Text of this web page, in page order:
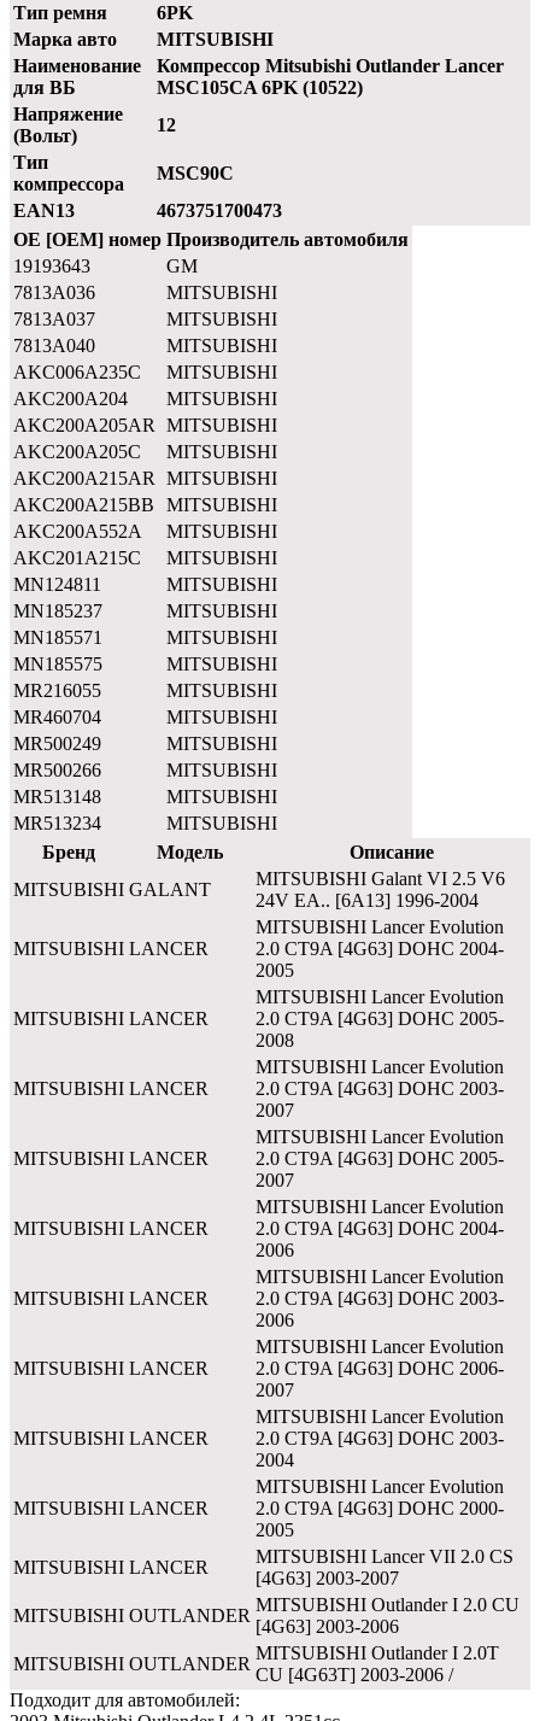
Тип ремня
6PK
Марка авто
MITSUBISHI
Наименование
для ВБ
Компрессор Mitsubishi Outlander Lancer
MSC105CA 6PK (10522)
Напряжение
(Вольт)
12
Тип
компрессора
MSC90C
EAN13
4673751700473
OE [OEM] номер Производитель автомобиля
19193643
GM
7813A036
MITSUBISHI
7813A037
MITSUBISHI
7813A040
MITSUBISHI
AKC006A235C
MITSUBISHI
AKC200A204
MITSUBISHI
AKC200A205AR
MITSUBISHI
AKC200A205C
MITSUBISHI
AKC200A215AR
MITSUBISHI
AKC200A215BB
MITSUBISHI
AKC200A552A
MITSUBISHI
AKC201A215C
MITSUBISHI
MN124811
MITSUBISHI
MN185237
MITSUBISHI
MN185571
MITSUBISHI
MN185575
MITSUBISHI
MR216055
MITSUBISHI
MR460704
MITSUBISHI
MR500249
MITSUBISHI
MR500266
MITSUBISHI
MR513148
MITSUBISHI
MR513234
MITSUBISHI
Бренд
Модель
Описание
MITSUBISHI GALANT
MITSUBISHI Galant VI 2.5 V6
24V EA.. [6A13] 1996-2004
MITSUBISHI LANCER
MITSUBISHI Lancer Evolution
2.0 CT9A [4G63] DOHC 2004-
2005
MITSUBISHI LANCER
MITSUBISHI Lancer Evolution
2.0 CT9A [4G63] DOHC 2005-
2008
MITSUBISHI LANCER
MITSUBISHI Lancer Evolution
2.0 CT9A [4G63] DOHC 2003-
2007
MITSUBISHI LANCER
MITSUBISHI Lancer Evolution
2.0 CT9A [4G63] DOHC 2005-
2007
MITSUBISHI LANCER
MITSUBISHI Lancer Evolution
2.0 CT9A [4G63] DOHC 2004-
2006
MITSUBISHI LANCER
MITSUBISHI Lancer Evolution
2.0 CT9A [4G63] DOHC 2003-
2006
MITSUBISHI LANCER
MITSUBISHI Lancer Evolution
2.0 CT9A [4G63] DOHC 2006-
2007
MITSUBISHI LANCER
MITSUBISHI Lancer Evolution
2.0 CT9A [4G63] DOHC 2003-
2004
MITSUBISHI LANCER
MITSUBISHI Lancer Evolution
2.0 CT9A [4G63] DOHC 2000-
2005
MITSUBISHI LANCER
MITSUBISHI Lancer VII 2.0 CS
[4G63] 2003-2007
MITSUBISHI OUTLANDER
MITSUBISHI Outlander I 2.0 CU
[4G63] 2003-2006
MITSUBISHI OUTLANDER
MITSUBISHI Outlander I 2.0T
CU [4G63T] 2003-2006 /
Подходит для автомобилей: